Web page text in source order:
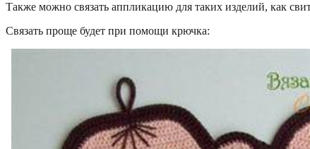
Также можно связать аппликацию для таких изделий, как
Связать проще будет при помощи крючка: